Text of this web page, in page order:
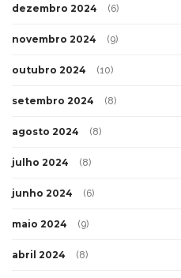
dezembro 2024 (6)
novembro 2024 (9)
outubro 2024 (10)
setembro 2024 (8)
agosto 2024 (8)
julho 2024 (8)
junho 2024 (6)
maio 2024 (9)
abril 2024 (8)